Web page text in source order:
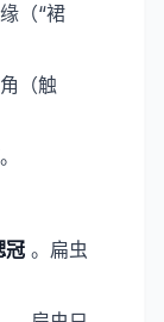
（“裙
（触
冠​ 。扁虫